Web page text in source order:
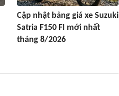
Cập nhật bảng giá xe Suzuki
Satria F150 FI mới nhất
tháng 8/2026